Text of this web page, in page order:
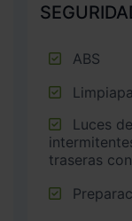
ABS
traseras